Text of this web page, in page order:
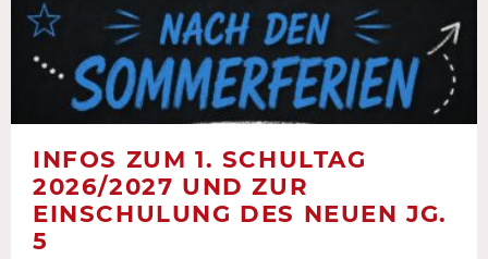
INFOS ZUM 1. SCHULTAG
2026/2027 UND ZUR
EINSCHULUNG DES NEUEN JG.
5